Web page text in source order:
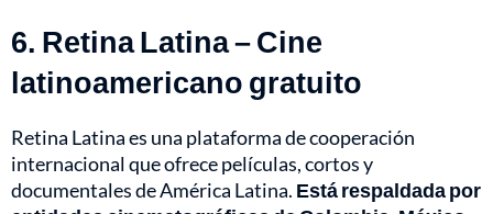
6. Retina Latina – Cine
latinoamericano gratuito
Retina Latina es una plataforma de cooperación
internacional que ofrece películas, cortos y
documentales de América Latina. Está respaldada por